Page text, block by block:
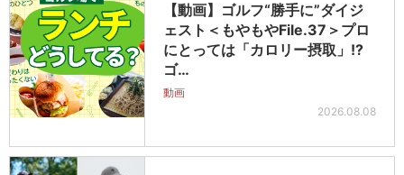
【動画】ゴルフ“勝手に”ダイジ
ェスト＜もやもやFile.37＞プロ
にとっては「カロリー摂取」!?
ゴ…
動画
2026.08.08